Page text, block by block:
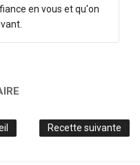
en vous et qu'on
Recette suivante